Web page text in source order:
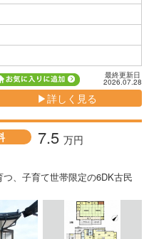
最終更新日
2026.07.28
▶詳しく見る
7.5 万円
、子育て世帯限定の6DK古民